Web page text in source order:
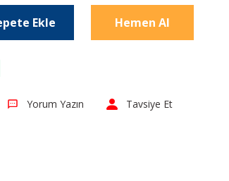
Ekle Hemen Al
Yorum Yazın Tavsiye Et